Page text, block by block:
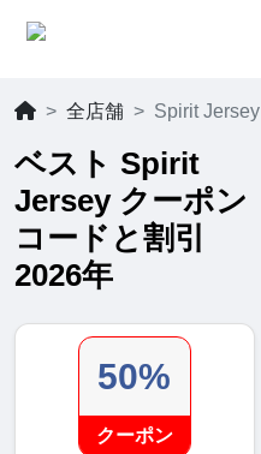
全店舗 Spirit Jersey
ベスト Spirit
Jersey クーポン
コードと割引
2026年
50%
クーポン